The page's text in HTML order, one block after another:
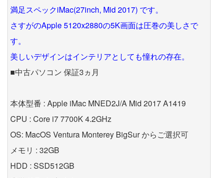
満足スペックiMac(27inch, Mid 2017) です。
さすがのApple 5120x2880の5K画面は圧巻の美しさで
す。
美しいデザインはインテリアとしても憧れの存在。
■中古パソコン 保証3ヵ月
本体型番 : Apple iMac MNED2J/A Mid 2017 A1419
CPU : Core i7 7700K 4.2GHz
OS: MacOS Ventura Monterey BigSur からご選択可
メモリ : 32GB
HDD : SSD512GB